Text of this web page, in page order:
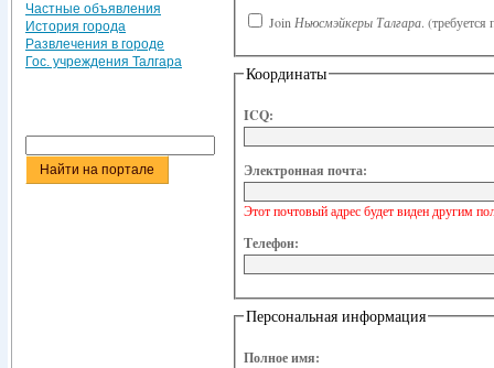
Join Ньюсмэйкеры Талгара. (требуется
Координаты
ICQ:
Электронная почта:
Этот почтовый адрес будет виден другим
Телефон:
Персональная информация
Полное имя:
Частные объявления
История города
Развлечения в городе
Гос. учреждения Талгара